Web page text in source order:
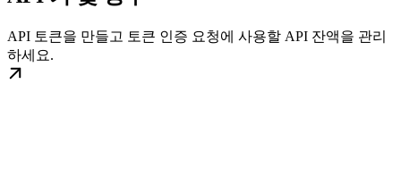
API 토큰을 만들고 토큰 인증 요청에 사용할 API 잔액을 관리
하세요.